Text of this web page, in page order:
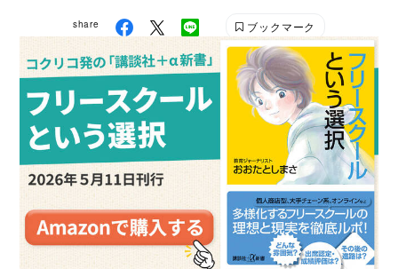
おはなし』『エトワール！ バレエ事典』（すべて講
談社）など多数。著書に『後期高齢者医療がよくわか
る』（リヨン社）、『ママが守る！ 家庭の新型イン
フルエンザ対策』（講談社）がある。
share ブックマーク